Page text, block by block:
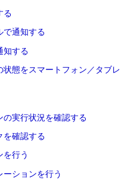
る
で通知する
知する
態をスマートフォン／タブレ
の実行状況を確認する
を確認する
を行う
ションを行う